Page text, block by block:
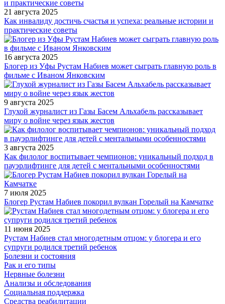
21 августа 2025
Как инвалиду достичь счастья и успеха: реальные истории и
практические советы
16 августа 2025
Блогер из Уфы Рустам Набиев может сыграть главную роль в
фильме с Иваном Янковским
9 августа 2025
Глухой журналист из Газы Басем Альхабель рассказывает
миру о войне через язык жестов
3 августа 2025
Как филолог воспитывает чемпионов: уникальный подход в
пауэрлифтинге для детей с ментальными особенностями
7 июля 2025
Блогер Рустам Набиев покорил вулкан Горелый на Камчатке
11 июня 2025
Рустам Набиев стал многодетным отцом: у блогера и его
супруги родился третий ребенок
Болезни и состояния
Рак и его типы
Нервные болезни
Анализы и обследования
Социальная поддержка
Средства реабилитации